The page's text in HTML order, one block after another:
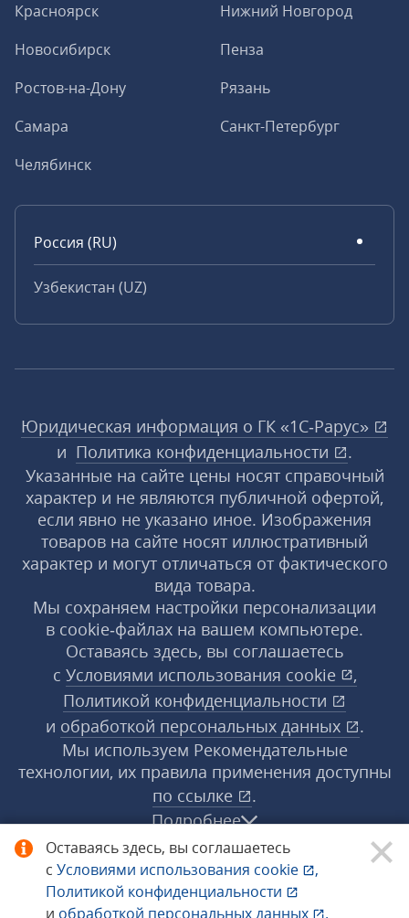
Оставаясь здесь, вы соглашаетесь
с Условиями использования cookie
,
Политикой конфиденциальности
и обработкой персональных данных .
Красноярск
Нижний Новгород
Новосибирск
Пенза
Ростов-на-Дону
Рязань
Самара
Санкт-Петербург
Челябинск
Россия (RU)
Узбекистан (UZ)
Юридическая информация о ГК «1С‑Рарус»
и Политика конфиденциальности
.
Указанные на сайте цены носят справочный
характер и не являются публичной офертой,
если явно не указано иное. Изображения
товаров на сайте носят иллюстративный
характер и могут отличаться от фактического
вида товара.
Мы сохраняем настройки персонализации
в cookie‑файлах на вашем компьютере.
Оставаясь здесь, вы соглашаетесь
с Условиями использования cookie
,
Политикой конфиденциальности
и обработкой персональных данных
.
Мы используем Рекомендательные
технологии, их правила применения доступны
по ссылке
.
Подробнее
© 1998−2026 «1С‑Рарус» ®. Все права
защищены.